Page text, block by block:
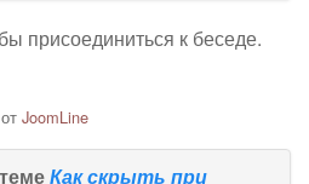
присоединиться к беседе.
от JoomLine
Как скрыть при